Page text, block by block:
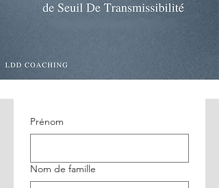
Prénom
Nom de famille